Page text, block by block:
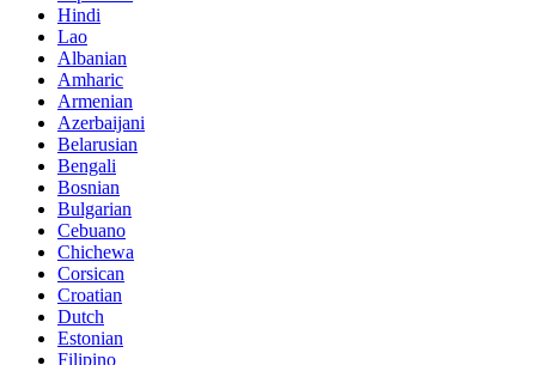
Hindi
Lao
Albanian
Amharic
Armenian
Azerbaijani
Belarusian
Bengali
Bosnian
Bulgarian
Cebuano
Chichewa
Corsican
Croatian
Dutch
Estonian
Filipino